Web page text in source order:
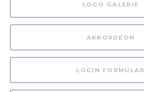
LOGO GALERIE
AKKORDEON
LOGIN FORMULAR